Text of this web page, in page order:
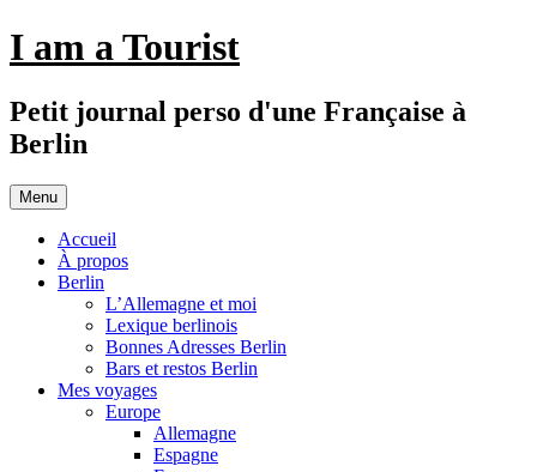
Aller
au
I am a Tourist
Petit journal perso d'une Française à
Berlin
Menu
Accueil
À propos
Berlin
L’Allemagne et moi
Lexique berlinois
Bonnes Adresses Berlin
Bars et restos Berlin
Mes voyages
Europe
Allemagne
Espagne